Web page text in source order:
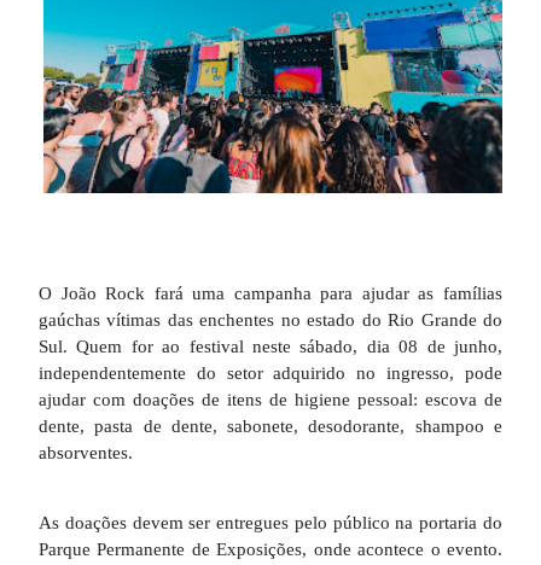
O João Rock fará uma campanha para ajudar as famílias
gaúchas vítimas das enchentes no estado do Rio Grande do
Sul. Quem for ao festival neste sábado, dia 08 de junho,
independentemente do setor adquirido no ingresso, pode
ajudar com doações de itens de higiene pessoal: escova de
dente, pasta de dente, sabonete, desodorante, shampoo e
absorventes.
As doações devem ser entregues pelo público na portaria do
Parque Permanente de Exposições, onde acontece o evento.